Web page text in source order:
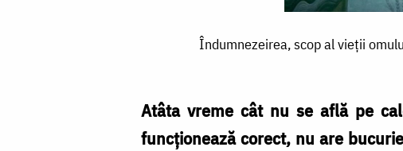
Îndumnezeirea, scop al vieții
Atâta vreme cât nu se află pe
funcţionează corect, nu are